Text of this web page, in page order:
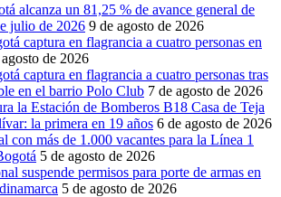
alcanza un 81,25 % de avance general de
julio de 2026 9 de agosto de 2026
captura en flagrancia a cuatro personas en
de 2026
captura en flagrancia a cuatro personas tras
en el barrio Polo Club 7 de agosto de 2026
la Estación de Bomberos B18 Casa de Teja
la primera en 19 años 6 de agosto de 2026
con más de 1.000 vacantes para la Línea 1
5 de agosto de 2026
suspende permisos para porte de armas en
5 de agosto de 2026